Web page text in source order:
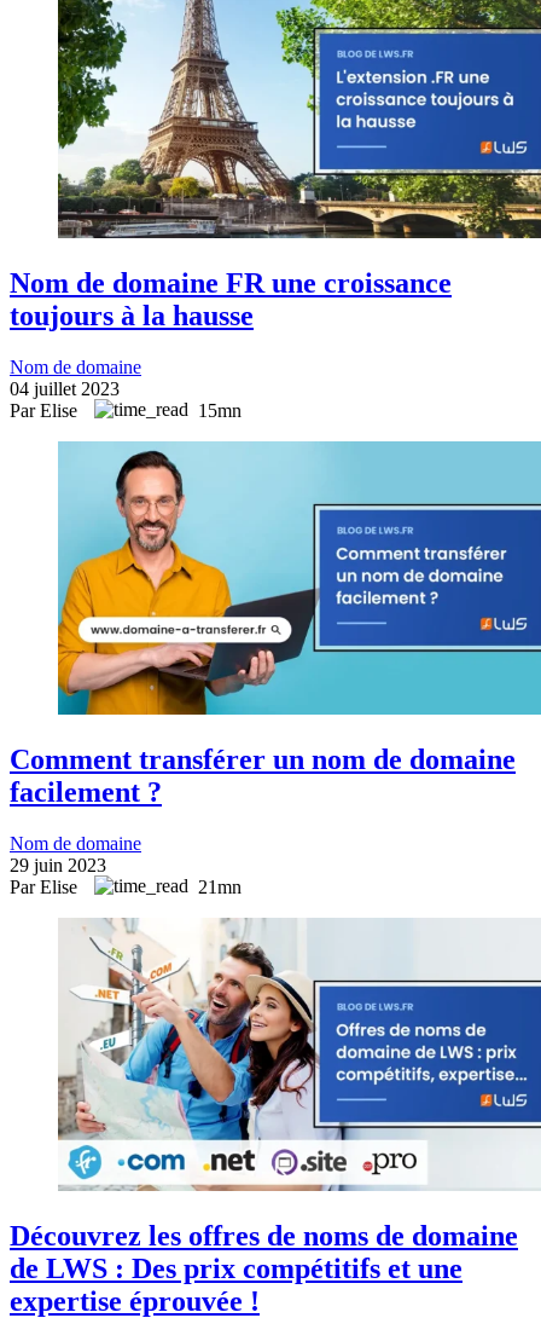
Nom de domaine FR une croissance
toujours à la hausse
Nom de domaine
04 juillet 2023
Par Elise
15mn
Comment transférer un nom de domaine
facilement ?
Nom de domaine
29 juin 2023
Par Elise
21mn
Découvrez les offres de noms de domaine
de LWS : Des prix compétitifs et une
expertise éprouvée !